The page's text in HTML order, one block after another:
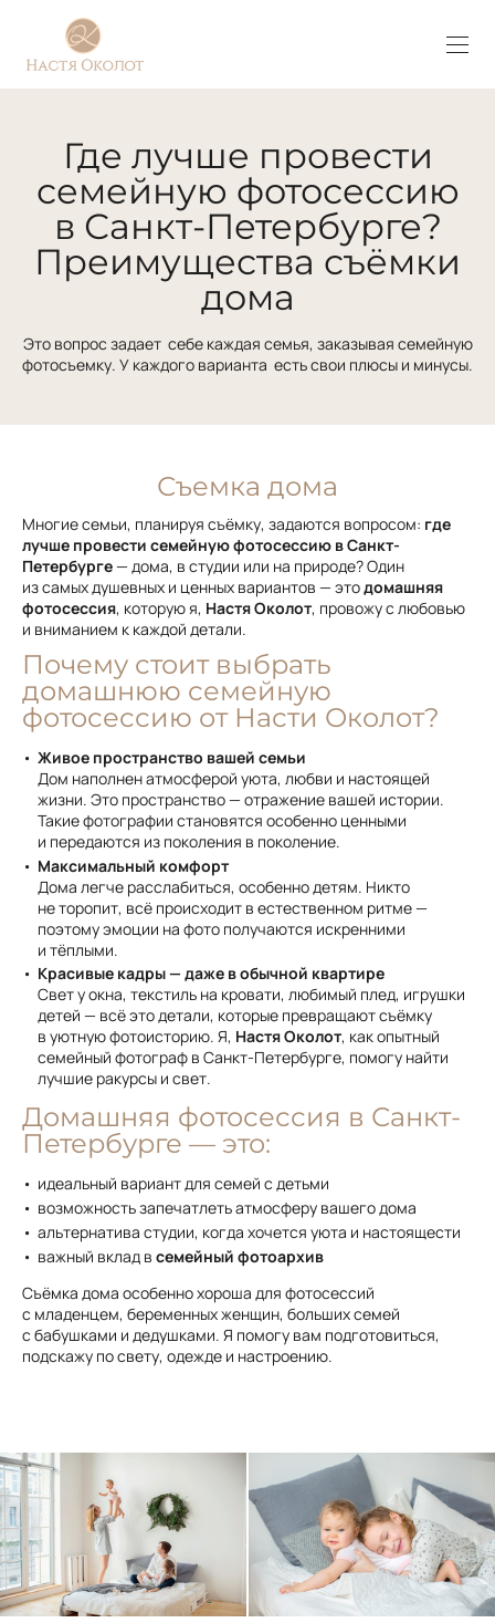
Где лучше провести
семейную фотосессию
в Санкт-Петербурге?
Преимущества съёмки
дома
Это вопрос задает себе каждая семья, заказывая семейную
фотосъемку. У каждого варианта есть свои плюсы и минусы.
Съемка дома
Многие семьи, планируя съёмку, задаются вопросом: где
лучше провести семейную фотосессию в Санкт-
Петербурге— дома, в студии или на природе? Один
из самых душевных и ценных вариантов — этодомашняя
фотосессия, которую я, Настя Околот, провожу с любовью
и вниманием к каждой детали.
Почему стоит выбрать
домашнюю семейную
фотосессию от Насти Околот?
Живое пространство вашей семьи
Дом наполнен атмосферой уюта, любви и настоящей
жизни. Это пространство — отражение вашей истории.
Такие фотографии становятся особенно ценными
и передаются из поколения в поколение.
Максимальный комфорт
Дома легче расслабиться, особенно детям. Никто
не торопит, всё происходит в естественном ритме —
поэтому эмоции на фото получаются искренними
и тёплыми.
Красивые кадры — даже в обычной квартире
Свет у окна, текстиль на кровати, любимый плед, игрушки
детей — всё это детали, которые превращают съёмку
в уютную фотоисторию. Я, Настя Околот, как опытный
семейный фотограф в Санкт-Петербурге, помогу найти
лучшие ракурсы и свет.
Домашняя фотосессия в Санкт-
Петербурге — это:
идеальный вариант для семей с детьми
возможность запечатлеть атмосферу вашего дома
альтернатива студии, когда хочется уюта и настоящести
важный вклад в семейный фотоархив
Съёмка дома особенно хороша для фотосессий
с младенцем, беременных женщин, больших семей
с бабушками и дедушками. Я помогу вам подготовиться,
подскажу по свету, одежде и настроению.